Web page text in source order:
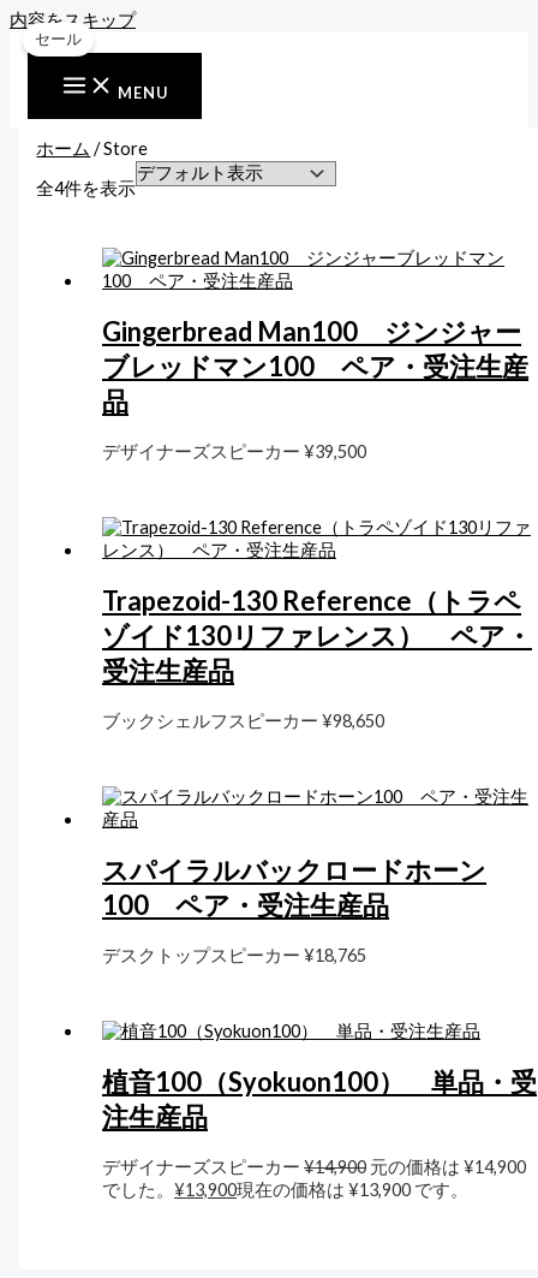
内容をスキップ
MENU
ホーム / Store
全4件を表示
Gingerbread Man100 ジンジャー
ブレッドマン100 ペア・受注生産
品
デザイナーズスピーカー¥39,500
Trapezoid-130 Reference（トラペ
ゾイド130リファレンス） ペア・
受注生産品
ブックシェルフスピーカー¥98,650
スパイラルバックロードホーン
100 ペア・受注生産品
デスクトップスピーカー¥18,765
セール
植音100（Syokuon100） 単品・受
注生産品
デザイナーズスピーカー¥14,900 元の価格は ¥14,900
でした。¥13,900現在の価格は ¥13,900 です。